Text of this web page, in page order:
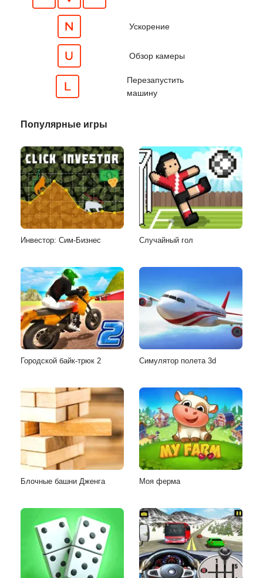
Ускорение
Обзор камеры
Перезапустить
машину
Популярные игры
Инвестор: Сим-Бизнес Случайный гол
Городской байк-трюк 2 Симулятор полета 3d
Блочные башни Дженга Моя ферма